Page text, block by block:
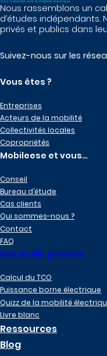
Nous rassemblons un
d’études
privés et publics dans
Suivez-nous sur les
Vous êtes ?
Entreprises
Acteurs de la mobilité
Collectivités locales
Copropriétés
Mobileese et vous…
Conseil
Bureau d’étude
Cas clients
Qui sommes-nous ?
Contact
FAQ
Nos outils gratuits
Calcul du TCO
Puissance borne électrique
Quizz de la mobilité
Livre blanc
Ressources
Blog